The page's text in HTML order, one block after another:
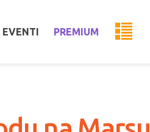
EVENTI PREMIUM